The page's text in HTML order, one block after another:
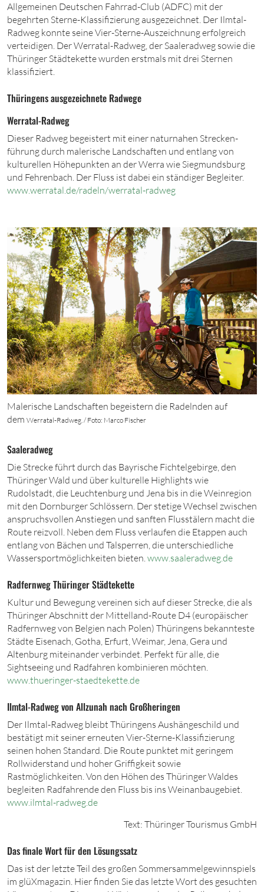
Allgemeinen Deutschen Fahrrad-Club (ADFC) mit der
begehrten Sterne-Klassifizierung ausgezeichnet. Der Ilmtal-
Radweg konnte seine Vier-Sterne-Auszeichnung erfolgreich
verteidigen. Der Werratal-Radweg, der Saaleradweg sowie die
Thüringer Städtekette wurden erstmals mit drei Sternen
klassifiziert.
Thüringens ausgezeichnete Radwege
Werratal-Radweg
Dieser Radweg begeistert mit einer naturnahen Strecken­
führung durch malerische Landschaften und entlang von
kulturellen Höhepunkten an der Werra wie Siegmundsburg
und Fehrenbach. Der Fluss ist dabei ein ständiger Begleiter.
www.werratal.de/radeln/werratal-radweg
Malerische Landschaften begeistern die Radelnden auf
dem Werratal-Radweg. / Foto: Marco Fischer
Saaleradweg
Die Strecke führt durch das Bayrische Fichtelgebirge, den
Thüringer Wald und über kulturelle Highlights wie
Rudolstadt, die Leuchtenburg und Jena bis in die Weinregion
mit den Dornburger Schlössern. Der stetige Wechsel zwischen
anspruchsvollen Anstiegen und sanften Flusstälern macht die
Route reizvoll. Neben dem Fluss verlaufen die Etappen auch
entlang von Bächen und Talsperren, die unterschiedliche
Wassersportmöglichkeiten bieten. www.saaleradweg.de
Radfernweg Thüringer Städtekette
Kultur und Bewegung vereinen sich auf dieser Strecke, die als
Thüringer Abschnitt der Mittelland-Route D4 (europäischer
Radfernweg von Belgien nach Polen) Thüringens bekannteste
Städte Eisenach, Gotha, Erfurt, Weimar, Jena, Gera und
Altenburg miteinander verbindet. Perfekt für alle, die
Sightseeing und Radfahren kombinieren möchten.
www.thueringer-staedtekette.de
Ilmtal-Radweg von Allzunah nach Großheringen
Der Ilmtal-Radweg bleibt Thüringens Aushängeschild und
bestätigt mit seiner erneuten Vier-Sterne-Klassifizierung
seinen hohen Standard. Die Route punktet mit geringem
Rollwiderstand und hoher Griffigkeit sowie
Rastmöglichkeiten. Von den Höhen des Thüringer Waldes
begleiten Radfahrende den Fluss bis ins Weinanbaugebiet.
www.ilmtal-radweg.de
Text: Thüringer Tourismus GmbH
Das finale Wort für den Lösungssatz
Das ist der letzte Teil des großen Sommersammelgewinnspiels
im glüXmagazin . Hier finden Sie das letzte Wort des gesuchten